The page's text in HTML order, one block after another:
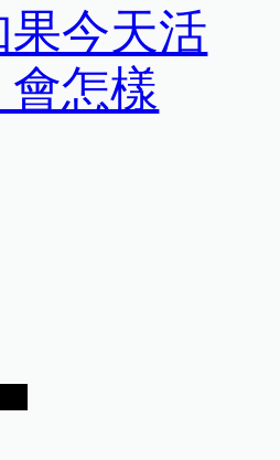
今天活
怎樣